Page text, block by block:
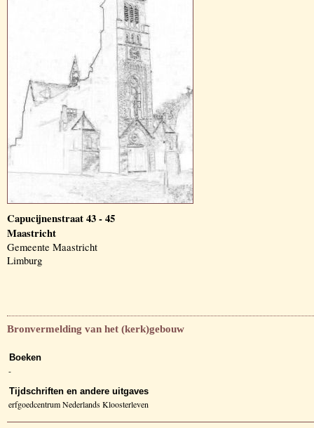
Capucijnenstraat 43 - 45
Maastricht
Gemeente Maastricht
Limburg
Bronvermelding van het (kerk)gebouw
Boeken
-
Tijdschriften en andere uitgaves
erfgoedcentrum Nederlands Kloosterleven